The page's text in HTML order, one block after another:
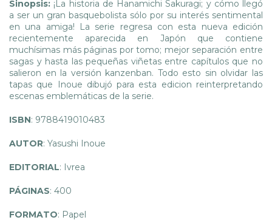
Sinopsis: ¡La historia de Hanamichi Sakuragi; y cómo llegó
a ser un gran basquebolista sólo por su interés sentimental
en una amiga! La serie regresa con esta nueva edición
recientemente aparecida en Japón que contiene
muchísimas más páginas por tomo; mejor separación entre
sagas y hasta las pequeñas viñetas entre capítulos que no
salieron en la versión kanzenban. Todo esto sin olvidar las
tapas que Inoue dibujó para esta edicion reinterpretando
escenas emblemáticas de la serie.
ISBN: 9788419010483
AUTOR: Yasushi Inoue
EDITORIAL: Ivrea
PÁGINAS: 400
FORMATO: Papel